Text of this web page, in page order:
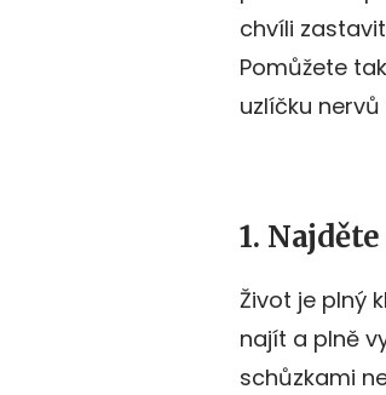
chvíli
Pomůžete
uzlíčku
1.
Život je plný
najít a plně
schůzkami